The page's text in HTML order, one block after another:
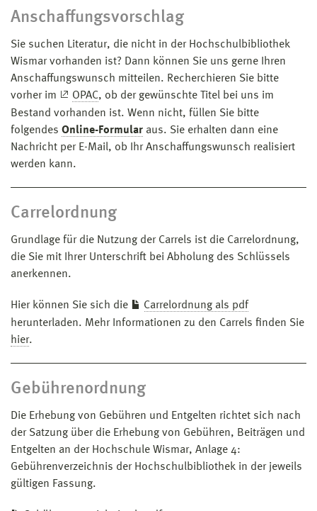
Anschaffungsvorschlag
Sie suchen Literatur, die nicht in der Hochschulbibliothek
Wismar vorhanden ist? Dann können Sie uns gerne Ihren
Anschaffungswunsch mitteilen. Recherchieren Sie bitte
vorher im
OPAC, ob der gewünschte Titel bei uns im
Bestand vorhanden ist. Wenn nicht, füllen Sie bitte
folgendes Online-Formular aus. Sie erhalten dann eine
Nachricht per E-Mail, ob Ihr Anschaffungswunsch realisiert
werden kann.
Carrelordnung
Grundlage für die Nutzung der Carrels ist die Carrelordnung,
die Sie mit Ihrer Unterschrift bei Abholung des Schlüssels
anerkennen.
Hier können Sie sich die
Carrelordnung als pdf
herunterladen. Mehr Informationen zu den Carrels finden Sie
hier.
Gebührenordnung
Die Erhebung von Gebühren und Entgelten richtet sich nach
der Satzung über die Erhebung von Gebühren, Beiträgen und
Entgelten an der Hochschule Wismar, Anlage 4:
Gebührenverzeichnis der Hochschulbibliothek in der jeweils
gültigen Fassung.